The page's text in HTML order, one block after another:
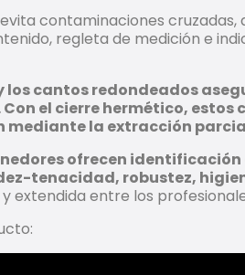
contaminaciones
regleta de medición e
cantos redondeados
el cierre hermético,
la extracción
ofrecen
tenacidad, robustez,
extendida entre los